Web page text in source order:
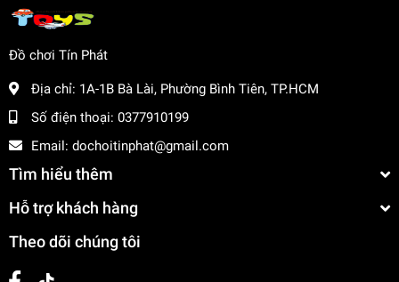
chúng tôi cung cấp giá sỉ hấp dẫn cho khách buôn. Liên
hệ ngay để biết thêm thông tin!
Đồ chơi Tín Phát
Địa chỉ: 1A-1B Bà Lài, Phường Bình Tiên, TP.HCM
Số điện thoại: 0377910199
Email: dochoitinphat@gmail.com
Tìm hiểu thêm
Hỗ trợ khách hàng
Theo dõi chúng tôi